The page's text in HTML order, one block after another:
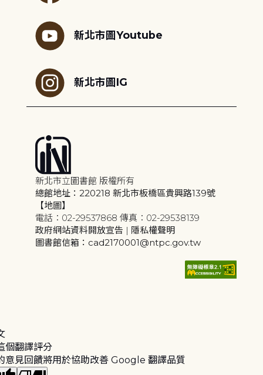
新北市圖Youtube
新北市圖IG
新北市立圖書館 版權所有
總館地址：220218 新北市板橋區貴興路139號
【地圖】
電話：02-29537868 傳真：02-29538139
政府網站資料開放宣告 | 隱私權聲明
圖書館信箱：cad2170001@ntpc.gov.tw
個翻譯評分
意見回饋將用於協助改善 Google 翻譯品質